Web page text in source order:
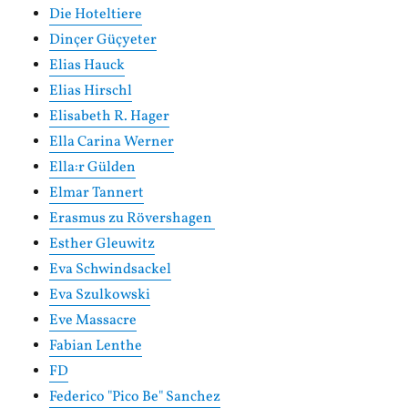
Die Hoteltiere
Dinçer Güçyeter
Elias Hauck
Elias Hirschl
Elisabeth R. Hager
Ella Carina Werner
Ella:r Gülden
Elmar Tannert
Erasmus zu Rövershagen
Esther Gleuwitz
Eva Schwindsackel
Eva Szulkowski
Eve Massacre
Fabian Lenthe
FD
Federico "Pico Be" Sanchez